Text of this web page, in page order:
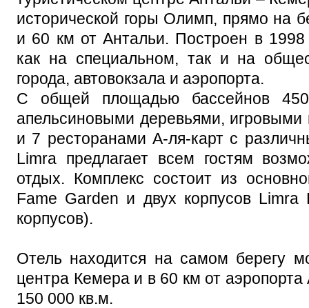
исторической горы Олимп, прямо на
и 60 км от Антальи. Построен в
как на специальном, так и на
города, автовокзала и аэропорта.
С общей площадью бассейнов
апельсиновыми деревьями,
и 7 ресторанами А-ля-карт с
Limra предлагает всем гостям
отдых. Комплекс состоит из
Fame Garden и двух корпусов Limra
корпусов).
Отель находится на самом берегу
центра Кемера и в 60 км от
150 000 кв.м.